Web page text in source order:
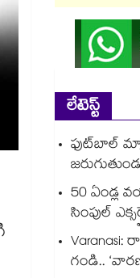
లేటెస్ట్
ఫుట్‌బాల్
50 ఏండ్ల
సింపుల్
గండి..